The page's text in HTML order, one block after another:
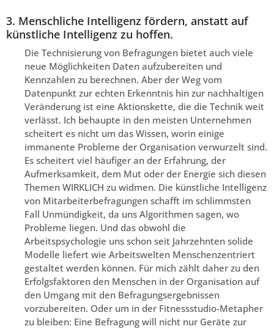
3. Menschliche Intelligenz fördern, anstatt auf
künstliche Intelligenz zu hoffen.
Die Technisierung von Befragungen bietet auch viele
neue Möglichkeiten Daten aufzubereiten und
Kennzahlen zu berechnen. Aber der Weg vom
Datenpunkt zur echten Erkenntnis hin zur nachhaltigen
Veränderung ist eine Aktionskette, die die Technik weit
verlässt. Ich behaupte in den meisten Unternehmen
scheitert es nicht um das Wissen, worin einige
immanente Probleme der Organisation verwurzelt sind.
Es scheitert viel häufiger an der Erfahrung, der
Aufmerksamkeit, dem Mut oder der Energie sich diesen
Themen WIRKLICH zu widmen. Die künstliche Intelligenz
von Mitarbeiterbefragungen schafft im schlimmsten
Fall Unmündigkeit, da uns Algorithmen sagen, wo
Probleme liegen. Und das obwohl die
Arbeitspsychologie uns schon seit Jahrzehnten solide
Modelle liefert wie Arbeitswelten Menschenzentriert
gestaltet werden können. Für mich zählt daher zu den
Erfolgsfaktoren den Menschen in der Organisation auf
den Umgang mit den Befragungsergebnissen
vorzubereiten. Oder um in der Fitnessstudio-Metapher
zu bleiben: Eine Befragung will nicht nur Geräte zur